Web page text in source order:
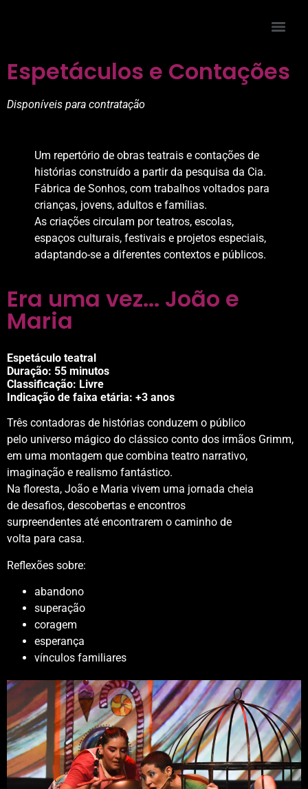
Espetáculos e Contações
Disponíveis para contratação
Um repertório de obras teatrais e contações de
histórias construído a partir da pesquisa da Cia.
Fábrica de Sonhos, com trabalhos voltados para
crianças, jovens, adultos e famílias.
As criações circulam por teatros, escolas,
espaços culturais, festivais e projetos especiais,
adaptando-se a diferentes contextos e públicos.
Era uma vez... João e
Maria
Espetáculo teatral
Duração: 55 minutos
Classificação: Livre
Indicação de faixa etária: +3 anos
Três contadoras de histórias conduzem o público
pelo universo mágico do clássico conto dos irmãos Grimm,
em uma montagem que combina teatro narrativo,
imaginação e realismo fantástico.
Na floresta, João e Maria vivem uma jornada cheia
de desafios, descobertas e encontros
surpreendentes até encontrarem o caminho de
volta para casa.
Reflexões sobre:
abandono
superação
coragem
esperança
vínculos familiares